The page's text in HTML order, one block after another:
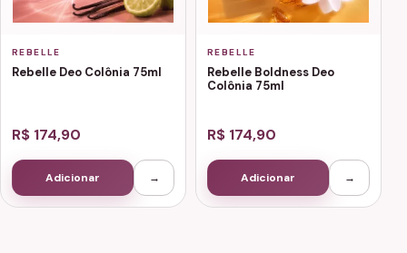
REBELLE
Rebelle Deo Colônia 75ml
R$ 174,90
Adicionar →
REBELLE
Rebelle Boldness Deo
Colônia 75ml
R$ 174,90
Adicionar →